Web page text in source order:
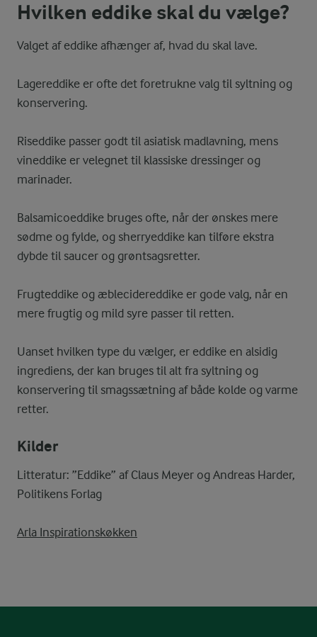
Hvilken eddike skal du vælge?
Valget af eddike afhænger af, hvad du skal lave.
Lagereddike er ofte det foretrukne valg til syltning og
konservering.
Riseddike passer godt til asiatisk madlavning, mens
vineddike er velegnet til klassiske dressinger og
marinader.
Balsamicoeddike bruges ofte, når der ønskes mere
sødme og fylde, og sherryeddike kan tilføre ekstra
dybde til saucer og grøntsagsretter.
Frugteddike og æblecidereddike er gode valg, når en
mere frugtig og mild syre passer til retten.
Uanset hvilken type du vælger, er eddike en alsidig
ingrediens, der kan bruges til alt fra syltning og
konservering til smagssætning af både kolde og varme
retter.
Kilder
Litteratur: ”Eddike” af Claus Meyer og Andreas Harder,
Politikens Forlag
Arla Inspirationskøkken